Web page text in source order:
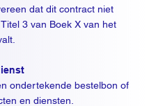
dat dit contract niet
3 van Boek X van het
ondertekende bestelbon of
en diensten.